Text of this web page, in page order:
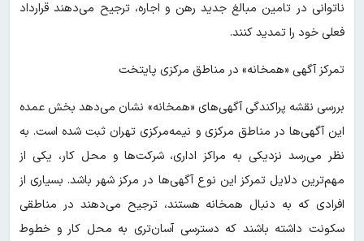
ناتوانی در تامین مبالغ جدید رهن و اجاره، ترجیح می‌دهند قرارداد
فعلی خود را تمدید کنند.
تمرکز آگهی «همخانه» در مناطق مرکزی پایتخت
بررسی نقشه پراکندگی آگهی‌های «همخانه» نشان می‌دهد بخش عمده
این آگهی‌ها در مناطق مرکزی و نیمه‌مرکزی تهران ثبت شده است. به
نظر می‌رسد نزدیکی به مراکز اداری، شرکت‌ها و محل کار، یکی از
مهم‌ترین دلایل تمرکز این نوع آگهی‌ها در مرکز شهر باشد. بسیاری از
افرادی که به دنبال همخانه هستند، ترجیح می‌دهند در مناطقی
سکونت داشته باشند که دسترسی آسان‌تری به محل کار و خطوط